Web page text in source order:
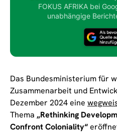
FOKUS AFRIKA bei
unabhängige
Das Bundesministerium für
Zusammenarbeit und
Dezember 2024 eine
Thema „Rethinking
Confront Coloniality“